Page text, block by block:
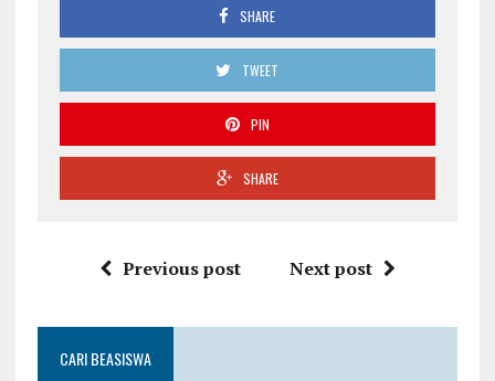
SHARE
TWEET
PIN
SHARE
Previous post Next post
CARI BEASISWA